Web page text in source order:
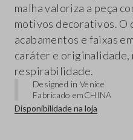
malha valoriza a peça
motivos decorativos. O
acabamentos e faixas
caráter e originalidade,
respirabilidade.
Designed in Venice
Fabricado emCHINA
Disponibilidade na loja